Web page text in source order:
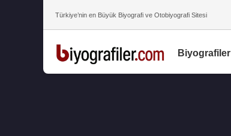
Türkiye’nin en Büyük Biyografi ve Otobiyografi Sitesi
Biyografiler